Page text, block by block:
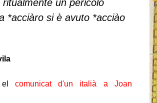
un pericolo
*acciàro si è avuto *acciào
el comunicat d'un italià a Joan